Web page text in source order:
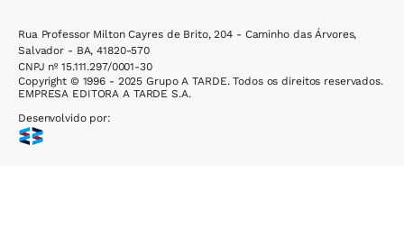
Rua Professor Milton Cayres de Brito, 204 - Caminho das Árvores,
Salvador - BA, 41820-570
CNPJ nº 15.111.297/0001-30
Copyright © 1996 - 2025 Grupo A TARDE. Todos os direitos reservados.
EMPRESA EDITORA A TARDE S.A.
Desenvolvido por: